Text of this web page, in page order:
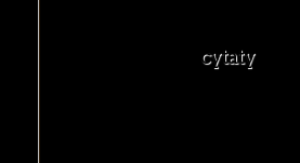
cytaty